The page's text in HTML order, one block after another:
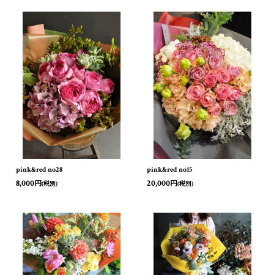
pink&red no28
8,000円(税別)
pink&red no15
20,000円(税別)